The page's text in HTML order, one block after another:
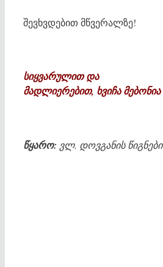
შევხვდებით მწვერალზე!
სიყვარულით და
მადლიერებით, ხვიჩა მებონია
წყარო: ვლ. დოვგანის წიგნები